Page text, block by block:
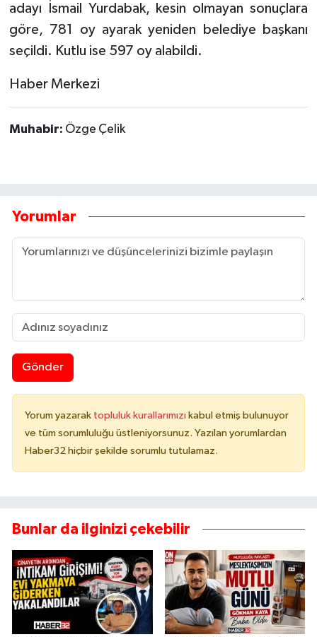
adayı İsmail Yurdabak, kesin olmayan sonuçlara
göre, 781 oy ayarak yeniden belediye başkanı
seçildi. Kutlu ise 597 oy alabildi.
Haber Merkezi
Muhabir: Özge Çelik
Yorumlar
Gönder
Yorum yazarak topluluk kurallarımızı kabul etmiş bulunuyor
ve tüm sorumluluğu üstleniyorsunuz. Yazılan yorumlardan
Haber32 hiçbir şekilde sorumlu tutulamaz.
Bunlar da ilginizi çekebilir